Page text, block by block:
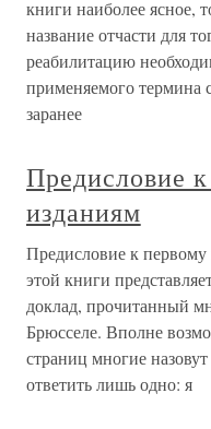
книги наиболее ясное,
название отчасти для
реабилитацию
применяемого термина
заранее
Предисловие
изданиям
Предисловие к
этой книги
доклад, прочитанный
Брюсселе. Вполне
страниц многие
ответить лишь одно: я